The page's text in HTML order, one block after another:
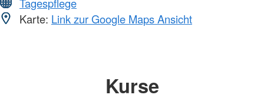
Karte: Link zur Google Maps Ansicht
Kurse